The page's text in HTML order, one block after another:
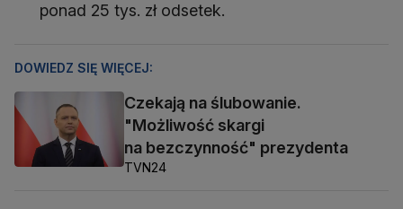
ponad 25 tys. zł odsetek.
DOWIEDZ SIĘ WIĘCEJ:
Czekają na ślubowanie.
"Możliwość skargi
na bezczynność" prezydenta
TVN24